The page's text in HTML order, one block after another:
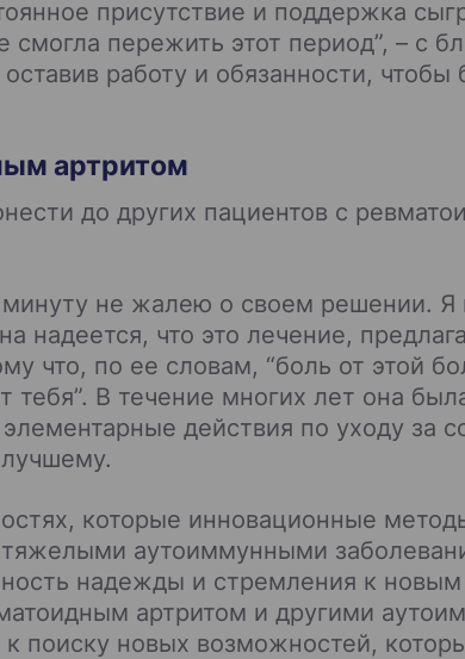
присутствие и поддержка
пережить этот период”, – с
работу и обязанности,
артритом
до других пациентов с
не жалею о своем решении. Я
надеется, что это лечение,
что, по ее словам, “боль от этой
В течение многих лет она
действия по уходу за
которые инновационные
аутоиммунными
надежды и стремления к
артритом и другими
поиску новых возможностей,